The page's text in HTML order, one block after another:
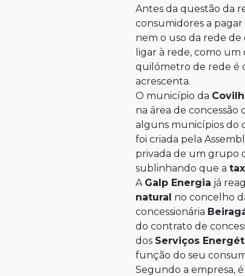
Antes da questão da
consumidores a pagar
nem o uso da rede
ligar à rede, como
quilómetro de rede é
acrescenta.
O município da
na área de concessão
alguns municípios do
foi criada pela
privada de um grupo
sublinhando que a
A Galp Energia já
natural no concelho
concessionária
do contrato de
dos Serviços
função do seu
Segundo a empresa,